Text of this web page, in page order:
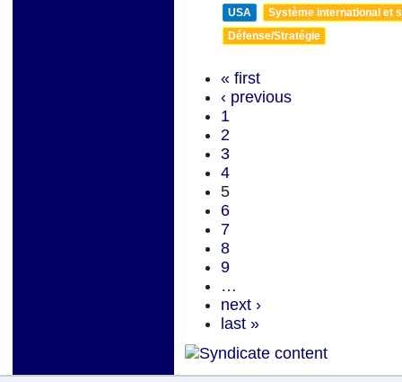
USA
Système international et
Défense/Stratégie
« first
‹ previous
1
2
3
4
5
6
7
8
9
…
next ›
last »